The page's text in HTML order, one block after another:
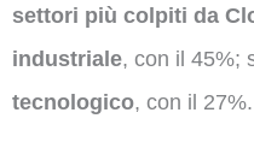
settori più colpiti da
industriale, con il 45%;
tecnologico, con il 27%.